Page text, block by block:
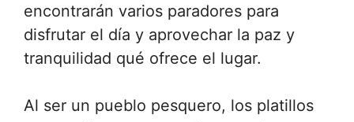
encontrarán varios paradores para
disfrutar el día y aprovechar la paz y
tranquilidad qué ofrece el lugar.
Al ser un pueblo pesquero, los platillos